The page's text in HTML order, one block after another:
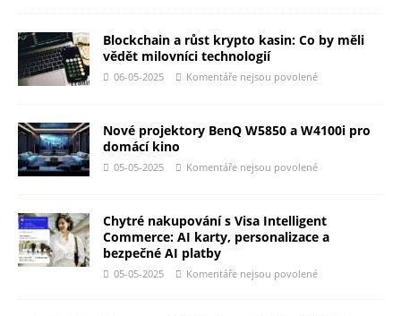
Blockchain a růst krypto kasin: Co by měli
vědět milovníci technologií
06-05-2025 Komentáře nejsou povolené
Nové projektory BenQ W5850 a W4100i pro
domácí kino
05-05-2025 Komentáře nejsou povolené
Chytré nakupování s Visa Intelligent
Commerce: AI karty, personalizace a
bezpečné AI platby
05-05-2025 Komentáře nejsou povolené